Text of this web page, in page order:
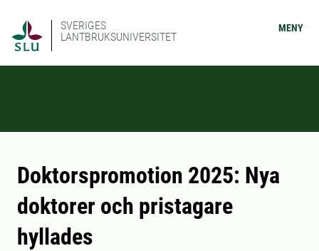
SVERIGES
LANTBRUKSUNIVERSITET
MENY
Doktorspromotion 2025: Nya
doktorer och pristagare
hyllades